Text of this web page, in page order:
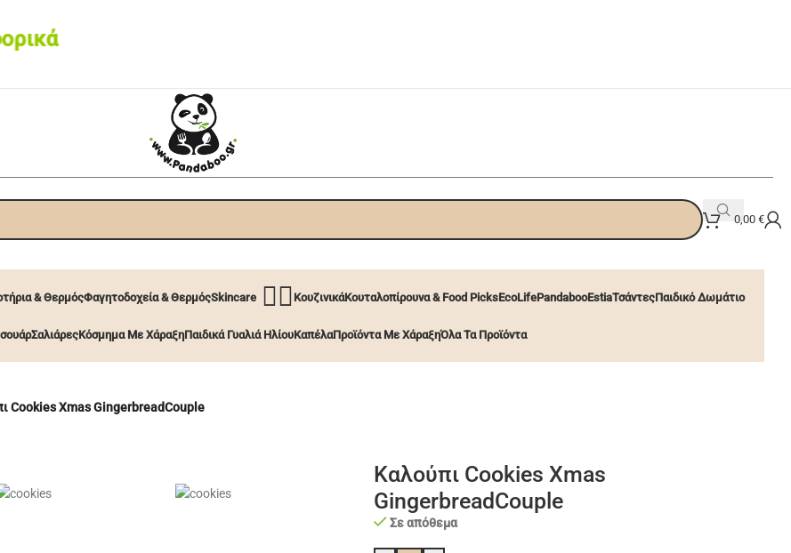
από 60€ • Box now με 2€
0,00 €
& ΘερμόςΦαγητοδοχεία & ΘερμόςSkincare 🧖‍♀️ ΚουζινικάΚουταλοπίρουνα & Food PicksEcoLifePandabooEstiaΤσάντεςΠαιδικό Δωμάτιο
ΣαλιάρεςΚόσμημα Με ΧάραξηΠαιδικά Γυαλιά ΗλίουΚαπέλαΠροϊόντα Με ΧάραξηΌλα Τα Προϊόντα
Cookies Xmas GingerbreadCouple
Καλούπι Cookies Xmas
GingerbreadCouple
Σε απόθεμα